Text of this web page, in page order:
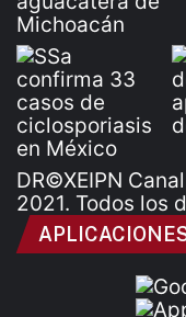
DR©XEIPN
2021. Todos los